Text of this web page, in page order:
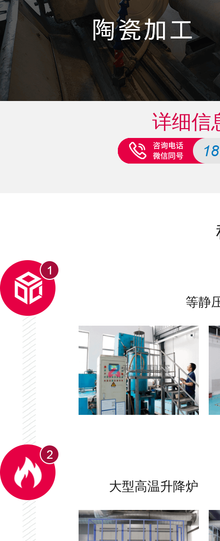
详细信
等静
大型高温升降炉